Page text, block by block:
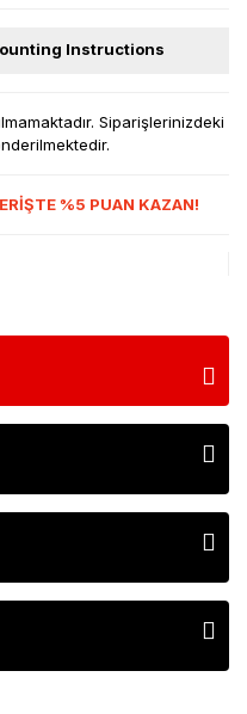
Instructions
Siparişlerinizdeki
%5 PUAN KAZAN!